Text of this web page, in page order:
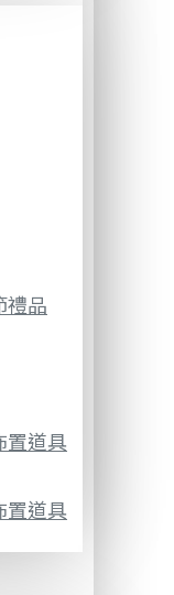
禮品
置道具
置道具